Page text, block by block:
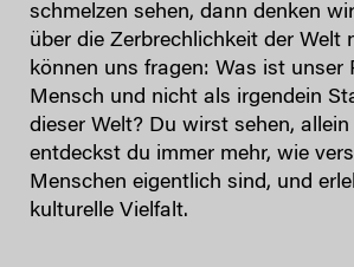
schmelzen sehen, dann denken
über die Zerbrechlichkeit der Welt
können uns fragen: Was ist unser
Mensch und nicht als irgendein
dieser Welt? Du wirst sehen,
entdeckst du immer mehr, wie
Menschen eigentlich sind, und
kulturelle Vielfalt.